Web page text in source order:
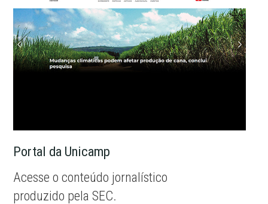
Portal da Unicamp
Acesse o conteúdo jornalístico
produzido pela SEC.